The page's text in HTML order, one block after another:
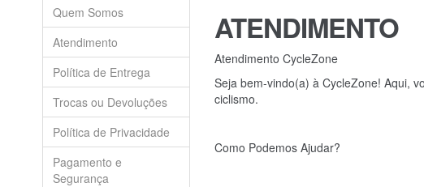
Quem Somos
Atendimento
Política de Entrega
Trocas ou Devoluções
Política de Privacidade
Pagamento e
Segurança
ATENDIMENTO
Atendimento CycleZone
Seja bem-vindo(a) à CycleZone! Aqui,
ciclismo.
Como Podemos Ajudar?